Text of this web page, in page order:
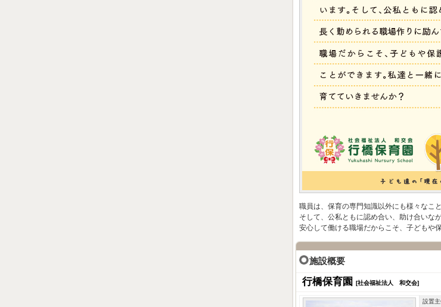
職員は、保育の専門知識以外にも様々なこ
そして、公私ともに認め合い、助け合いな
安心して働ける職場だからこそ、子どもや
施設概要
行橋保育園 [社会福祉法人 和交会]
設置